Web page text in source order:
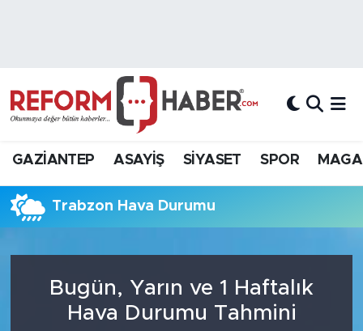
GAZİANTEP ASAYİŞ SİYASET SPOR
Trabzon Hava Durumu
Bugün, Yarın ve 1 Haftalık
Hava Durumu Tahmini
Hava Durumu
Süper Lig Puan Durumu ve Fikstür
Tüm Manşetler
Haber Arşivi